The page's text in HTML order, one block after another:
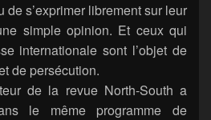
s’exprimer librement sur leur
simple opinion. Et ceux qui
internationale sont l’objet de
de persécution.
de la revue North-South a
le même programme de